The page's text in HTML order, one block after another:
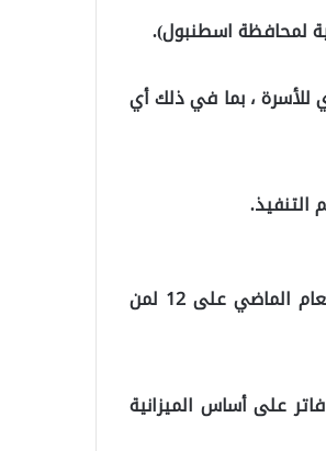
، بما في ذلك أي
سيتم تحديد الدخل بقسمة صافي الربح السنوي الظاهر على لوحة الضريبة للعام الماضي على 12 لمن
على أساس الميزانية